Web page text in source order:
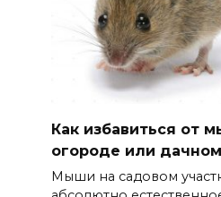
Как избавиться от
огороде или
Мыши на садовом